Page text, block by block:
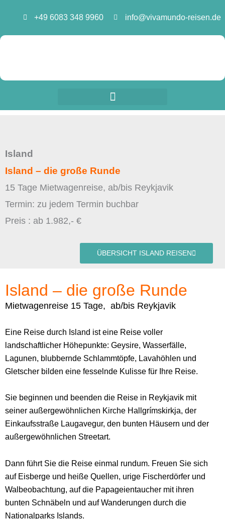
springen
+49 6083 348 9960 info@vivamundo-reisen.de
Island
Island – die große Runde
15 Tage Mietwagenreise, ab/bis Reykjavik
Termin: zu jedem Termin buchbar
Preis : ab 1.982,- €
ÜBERSICHT ISLAND REISEN
Island – die große Runde
Mietwagenreise 15 Tage, ab/bis Reykjavik
Eine Reise durch Island ist eine Reise voller
landschaftlicher Höhepunkte: Geysire, Wasserfälle,
Lagunen, blubbernde Schlammtöpfe, Lavahöhlen und
Gletscher bilden eine fesselnde Kulisse für Ihre Reise.
Sie beginnen und beenden die Reise in Reykjavik mit
seiner außergewöhnlichen Kirche Hallgrímskirkja, der
Einkaufsstraße Laugavegur, den bunten Häusern und der
außergewöhnlichen Streetart.
Dann führt Sie die Reise einmal rundum. Freuen Sie sich
auf Eisberge und heiße Quellen, urige Fischerdörfer und
Walbeobachtung, auf die Papageientaucher mit ihren
bunten Schnäbeln und auf Wanderungen durch die
Nationalparks Islands.